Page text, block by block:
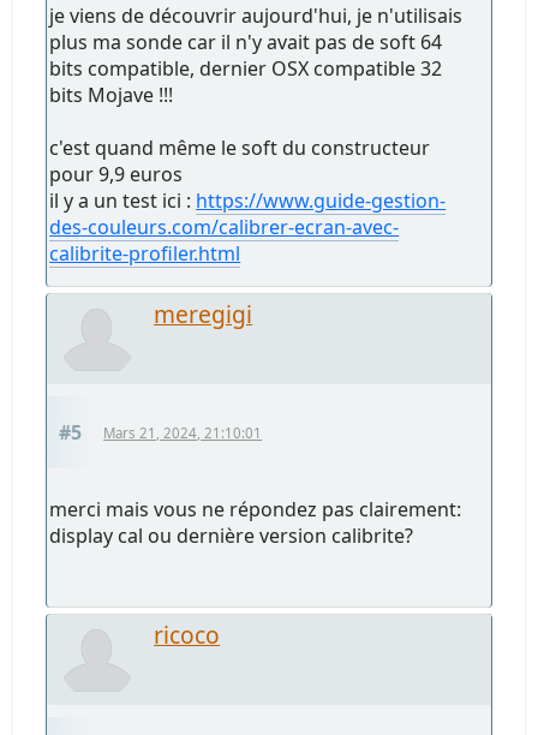
je viens de découvrir aujourd'hui, je n'utilisais
plus ma sonde car il n'y avait pas de soft 64
bits compatible, dernier OSX compatible 32
bits Mojave !!!
c'est quand même le soft du constructeur
pour 9,9 euros
il y a un test ici : https://www.guide-gestion-
des-couleurs.com/calibrer-ecran-avec-
calibrite-profiler.html
meregigi
#5 Mars 21, 2024, 21:10:01
merci mais vous ne répondez pas clairement:
display cal ou dernière version calibrite?
ricoco